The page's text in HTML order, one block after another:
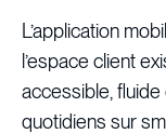
L’application
l’espace client
accessible,
quotidiens sur